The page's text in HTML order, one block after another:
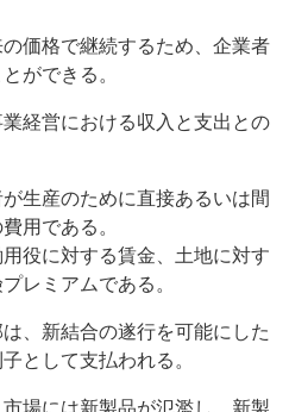
の価格で継続するため、企業者
ができる。
業経営における収入と支出との
が生産のために直接あるいは間
用である。
役に対する賃金、土地に対す
レミアムである。
、新結合の遂行を可能にした
として支払われる。
場には新製品が氾濫し、新製